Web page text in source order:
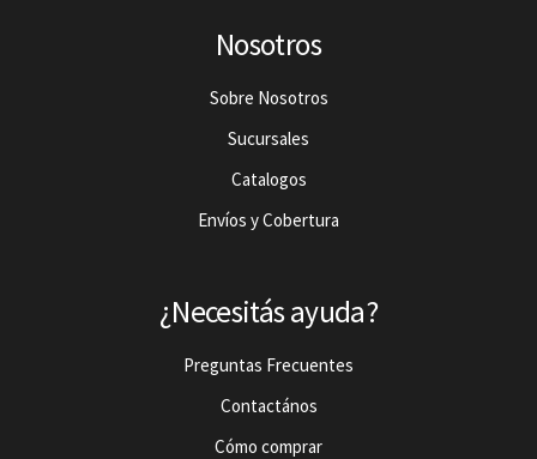
Nosotros
Sobre Nosotros
Sucursales
Catalogos
Envíos y Cobertura
¿Necesitás ayuda?
Preguntas Frecuentes
Contactános
Cómo comprar